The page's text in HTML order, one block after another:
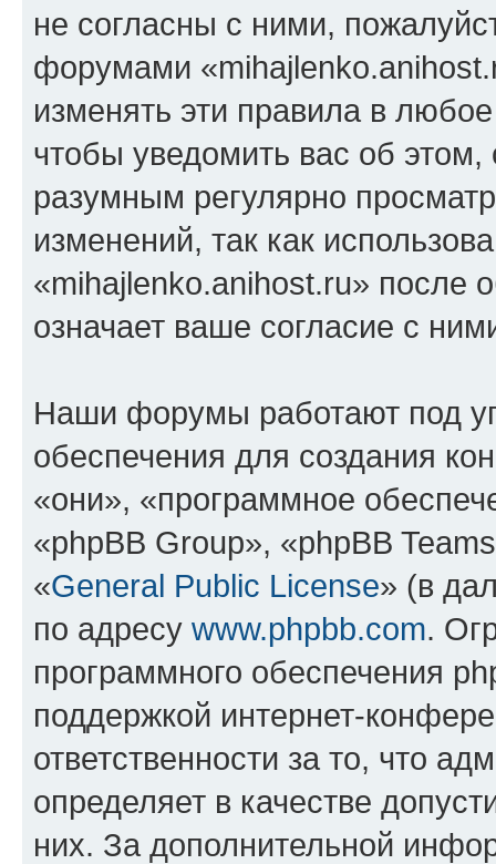
не согласны с ними,
форумами
изменять эти правила в
чтобы уведомить вас об
разумным регулярно
изменений, так как
«mihajlenko.anihost.ru» после
означает ваше согласие с
Наши форумы работают под
обеспечения для создания
«они», «программное
«phpBB Group», «phpBB
«General Public License» (в
по адресу www.phpbb.com.
программного обеспечения
поддержкой интернет-
ответственности за то, что
определяет в качестве
них. За дополнительной